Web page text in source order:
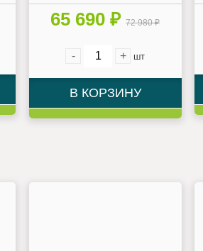
65 690 ₽72 980 ₽
- + шт
В КОРЗИНУ